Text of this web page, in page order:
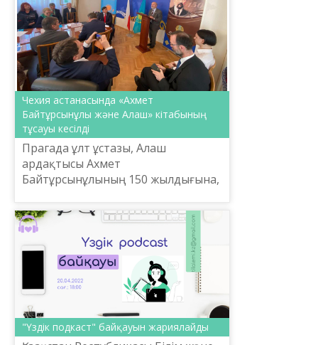
Чехия астанасында «Ахмет
Байтұрсынұлы және Алаш» кітабының
тұсауы кесілді
Прагада ұлт ұстазы, Алаш
ардақтысы Ахмет
Байтұрсынұлының 150 жылдығына,
мәдени мұрасына арналған
дөңгелек үстел отырысы
ұйымдастырылды, деп хабар...
"Үздік подкаст" байқауын жариялайды